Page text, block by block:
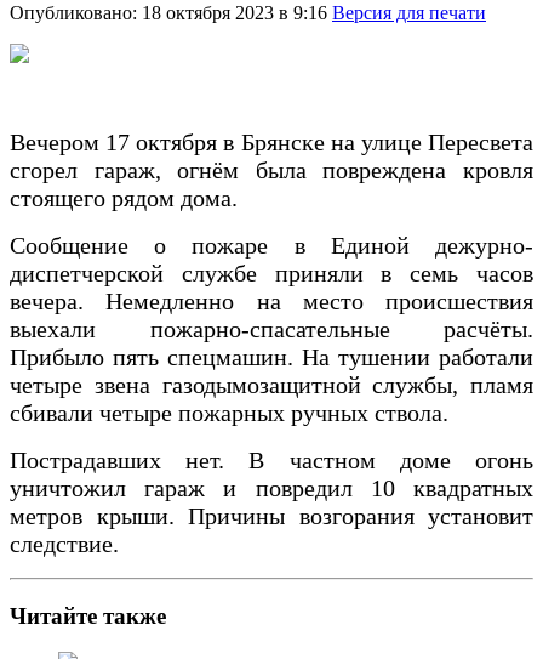
Опубликовано: 18 октября 2023 в 9:16 Версия для печати
Вечером 17 октября в Брянске на улице Пересвета
сгорел гараж, огнём была повреждена кровля
стоящего рядом дома.
Сообщение о пожаре в Единой дежурно-
диспетчерской службе приняли в семь часов
вечера. Немедленно на место происшествия
выехали пожарно-спасательные расчёты.
Прибыло пять спецмашин. На тушении работали
четыре звена газодымозащитной службы, пламя
сбивали четыре пожарных ручных ствола.
Пострадавших нет. В частном доме огонь
уничтожил гараж и повредил 10 квадратных
метров крыши. Причины возгорания установит
следствие.
Читайте также